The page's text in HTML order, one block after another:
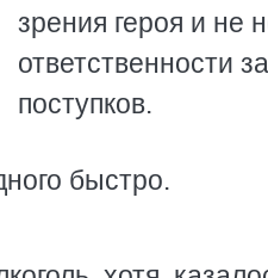
зрения героя и не
ответственности
поступков.
быстро.